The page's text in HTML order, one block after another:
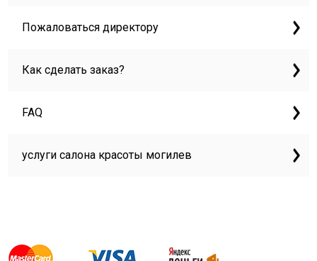
Пожаловаться директору
Как сделать заказ?
FAQ
услуги салона красоты могилев